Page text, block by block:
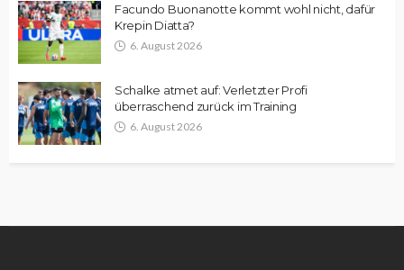
Facundo Buonanotte kommt wohl nicht, dafür
Krepin Diatta?
6. August 2026
Schalke atmet auf: Verletzter Profi
überraschend zurück im Training
6. August 2026